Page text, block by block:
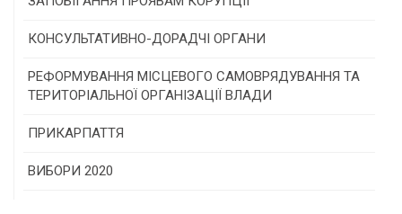
Програми/конкурси МТД
КОНСУЛЬТАТИВНО-ДОРАДЧІ ОРГАНИ
Консультативна рада
РЕФОРМУВАННЯ МІСЦЕВОГО САМОВРЯДУВАННЯ ТА
ТЕРИТОРІАЛЬНОЇ ОРГАНІЗАЦІЇ ВЛАДИ
ПРИКАРПАТТЯ
Історична довідка
ВИБОРИ 2020